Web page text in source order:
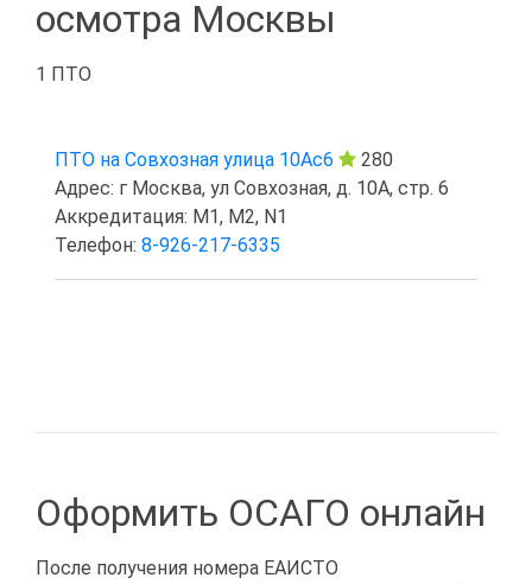
осмотра Москвы
1 ПТО
ПТО на Совхозная улица 10Ас6
280
Адрес: г Москва, ул Совхозная, д. 10А, стр. 6
Аккредитация: M1, M2, N1
Телефон: 8-926-217-6335
Оформить ОСАГО онлайн
После получения номера ЕАИСТО